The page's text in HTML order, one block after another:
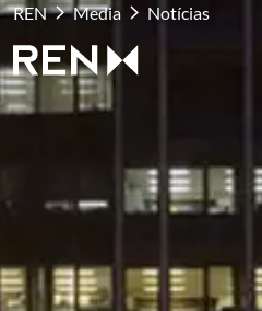
REN Media Notícias